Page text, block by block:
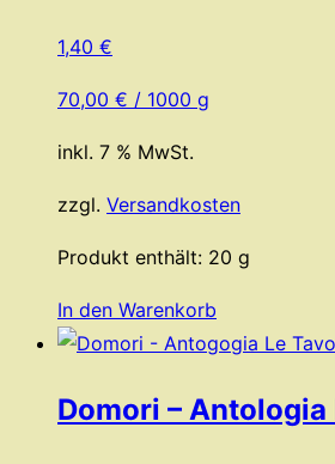
1,40 €
70,00 € / 1000 g
inkl. 7 % MwSt.
zzgl. Versandkosten
Produkt enthält: 20 g
In den Warenkorb
Domori – Antologia